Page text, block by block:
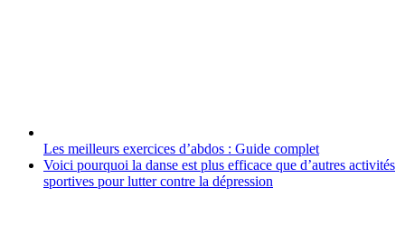
Les meilleurs exercices d’abdos : Guide complet
Voici pourquoi la danse est plus efficace que d’autres activités
sportives pour lutter contre la dépression